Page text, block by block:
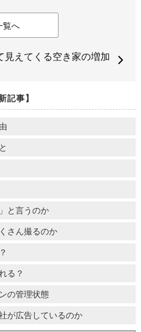
覧へ
見えてくる空き家の増加
記事】
と言うのか
さん撮るのか
る？
の管理状態
が広告しているのか